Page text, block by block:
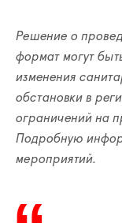
Решение о
формат могут
изменения
обстановки в
ограничений на
Подробную
мероприятий.